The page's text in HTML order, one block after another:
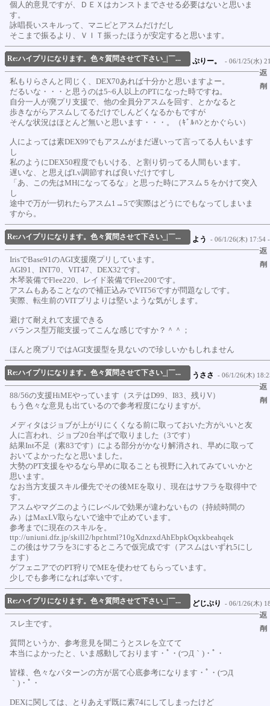
個人的意見ですが、ＤＥＸはカンストまでさせる必要はないと思いま
す。
詠唱長いスキルって、マニピとアスムだけだし
そこまで振るより、ＶＩＴ振ったほうが安定すると思います。
Re:ハイプリになります。色々質問させて下さい_|￣... ぷりー。 - 06/1/25(水)
私もりらさんと同じく、DEX70あれば十分かと思いますよー。
だるいな・・・と思うのは5~6人以上のPTになった時ですね。
自分一人が廃プリ支援で、他の全員分アスムを回す、とかなると
歩きながらアスムしてるだけでしんどくなるかもですが
そんな状況はほとんど無いと思います・・・。（ｷﾞﾙﾊﾝとかぐらい）
人によっては素DEX99でもアスムがまだ遅いって言ってる人もいます
し
私のようにDEX50程度でもいける、と割り切ってる人間もいます。
遅いな、と思えばLv調節すれば良いだけですし
「あ、この先はMHになってるな」と思った時にアスム５をかけて突入
し
途中で万が一切れたらアスム1→5で実際はどうにでもなってしまいま
すから。
Re:ハイプリになります。色々質問させて下さい_|￣... よう - 06/1/26(木) 17:54 -
IrisでBase91のAGI支援廃プリしています。
AGI91、INT70、VIT47、DEX32です。
木琴装備でFlee220、レイド装備でFlee200です。
アスムもあることなので補正込みでVIT56ですが問題なしです。
実際、転生前のVITプリよりは堅いような気がします。
避けて耐えれて支援できる
バランス型万能支援ってこんな感じですか？＾＾；
ほんと廃プリではAGI支援型を見ないので珍しいかもしれません
Re:ハイプリになります。色々質問させて下さい_|￣... うささ - 06/1/26(木)
88/56の支援HiMEやっています（ステはD99、I83、残りV）
もう色々な意見も出ているので参考程度になりますが。
メディタはジョブが上がりにくくなる前に取っておいた方がいいと友
人に言われ、ジョブ20台半ばで取りました（3です）
結果Int不足（素83です）による部分がかなり解消され、早めに取って
おいてよかったなと思いました。
大勢のPT支援をやるなら早めに取ることも視野に入れてみていいかと
思います。
なお当方支援スキル優先でその後MEを取り、現在はサフラを取得中で
す。
アスムやマグニのようにレベルで効果が違わないもの（持続時間の
み）はMaxLV取らないで途中で止めています。
参考までに現在のスキルを。
ttp://uniuni.dfz.jp/skill2/hpr.html?10gXdnzxdAhEbpkOqxkbeahqek
この後はサフラを3にするところで仮完成です（アスムはいずれ5にし
ます）
ゲフェニアでのPT狩りでMEを使わせてもらっています。
少しでも参考になれば幸いです。
Re:ハイプリになります。色々質問させて下さい_|￣... どじぷり - 06/1/26(木)
スレ主です。
質問というか、参考意見を聞こうとスレを立てて
本当によかったと、いま感動しております・ﾟ・(つД｀)・ﾟ・
皆様、色々なパターンの方が居て心底参考になります・ﾟ・(つД
｀)・ﾟ・
DEXに関しては、とりあえず既に素74にしてしまったけど